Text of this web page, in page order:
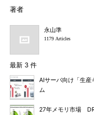
著者
永山準
1179 Articles
最新 3 件
AIサーバ向け「生産
ム
27年メモリ市場